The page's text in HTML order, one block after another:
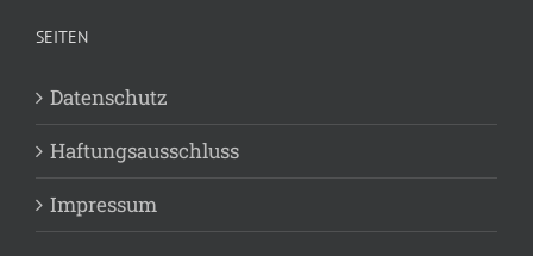
SEITEN
Datenschutz
Haftungsausschluss
Impressum